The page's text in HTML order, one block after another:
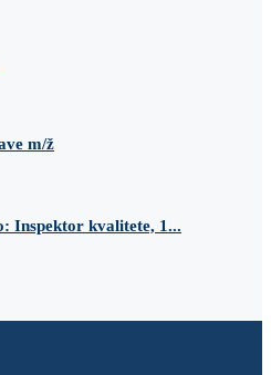
m/ž
Inspektor kvalitete, 1...